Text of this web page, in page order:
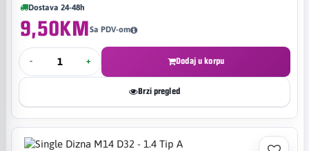
Dostava 24-48h
9,50KMSa PDV-om
- + Dodaj u korpu
Brzi pregled